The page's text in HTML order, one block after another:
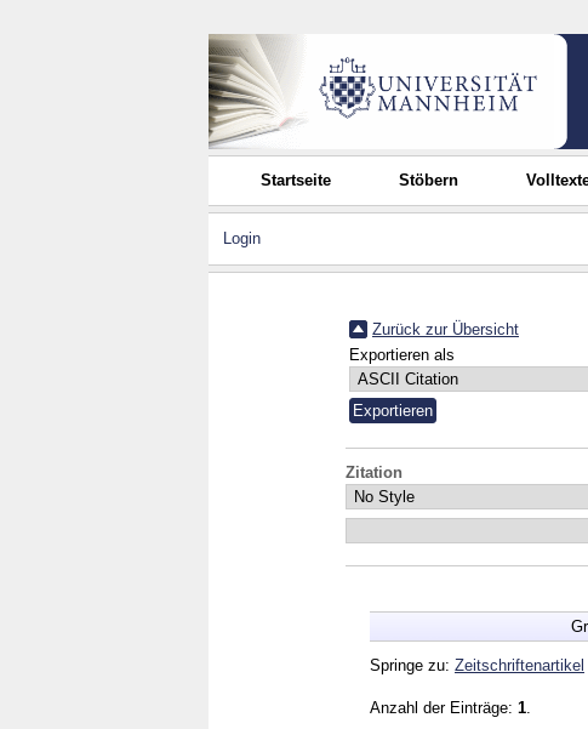
Startseite Stöbern
Login
Zurück zur Übersicht
Exportieren als
Zitation
Springe zu: Zeitschriftenartikel
Anzahl der Einträge: 1